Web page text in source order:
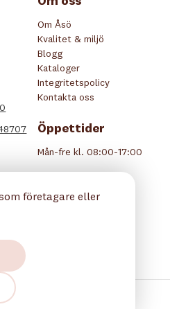
Om Åsö
Kvalitet & miljö
Blogg
Kataloger
Integritetspolicy
Kontakta oss
Öppettider
Mån-fre kl. 08:00-17:00
rättigheter reserverade.
företagare eller